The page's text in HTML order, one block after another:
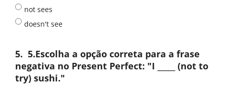
not sees
doesn't see
5. 5.Escolha a opção correta para a frase
negativa no Present Perfect: "I _____ (not to
try) sushi."